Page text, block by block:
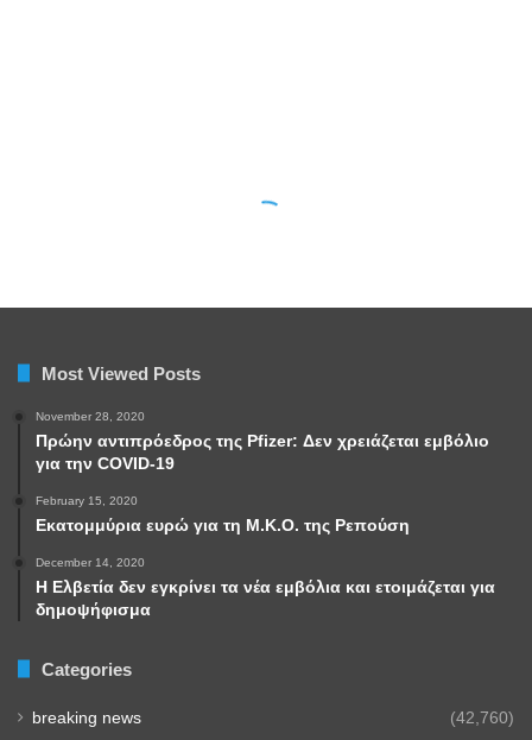
Most Viewed Posts
November 28, 2020
Πρώην αντιπρόεδρος της Pfizer: Δεν χρειάζεται εμβόλιο
για την COVID-19
February 15, 2020
Εκατομμύρια ευρώ για τη Μ.Κ.Ο. της Ρεπούση
December 14, 2020
Η Ελβετία δεν εγκρίνει τα νέα εμβόλια και ετοιμάζεται για
δημοψήφισμα
Categories
breaking news (42,760)